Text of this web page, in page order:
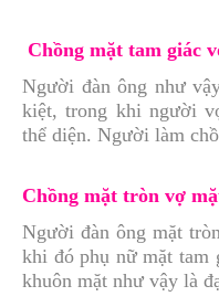
Chồng mặt tam giác
Người đàn ông như
kiệt, trong khi người
thể diện. Người làm
Chồng mặt tròn vợ
Người đàn ông mặt
khi đó phụ nữ mặt tam
khuôn mặt như vậy là